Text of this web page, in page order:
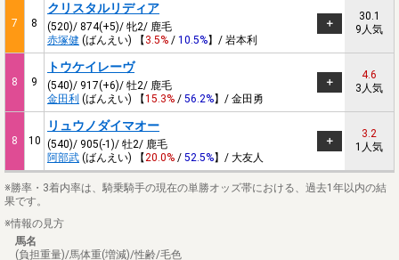
7 8
クリスタルリディア
(520)/ 874(+5)/ 牝2/ 鹿毛
赤塚健 (ばんえい) 【 3.5% / 10.5%】/ 岩本利
30.1
9人気
8 9
トウケイレーヴ
(540)/ 917(+6)/ 牡2/ 鹿毛
金田利 (ばんえい) 【15.3% / 56.2%】/ 金田勇
4.6
3人気
8 10
リュウノダイマオー
(540)/ 905(-1)/ 牡2/ 鹿毛
阿部武 (ばんえい) 【20.0% / 52.5%】/ 大友人
3.2
1人気
※勝率・3着内率は、騎乗騎手の現在の単勝オッズ帯における、過去1年以内の結
果です。
※情報の見方
馬名
(負担重量)/馬体重(増減)/性齢/毛色